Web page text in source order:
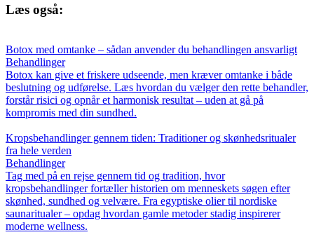
Læs også:
Botox med omtanke – sådan anvender du behandlingen ansvarligt
Behandlinger
Botox kan give et friskere udseende, men kræver omtanke i både
beslutning og udførelse. Læs hvordan du vælger den rette behandler,
forstår risici og opnår et harmonisk resultat – uden at gå på
kompromis med din sundhed.
Kropsbehandlinger gennem tiden: Traditioner og skønhedsritualer
fra hele verden
Behandlinger
Tag med på en rejse gennem tid og tradition, hvor
kropsbehandlinger fortæller historien om menneskets søgen efter
skønhed, sundhed og velvære. Fra egyptiske olier til nordiske
saunaritualer – opdag hvordan gamle metoder stadig inspirerer
moderne wellness.